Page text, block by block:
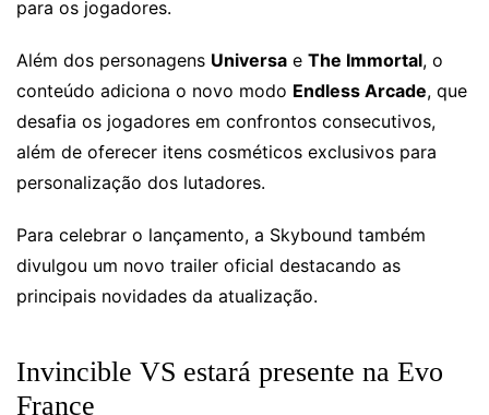
para os jogadores.
Além dos personagens Universa e The Immortal, o
conteúdo adiciona o novo modo Endless Arcade, que
desafia os jogadores em confrontos consecutivos,
além de oferecer itens cosméticos exclusivos para
personalização dos lutadores.
Para celebrar o lançamento, a Skybound também
divulgou um novo trailer oficial destacando as
principais novidades da atualização.
Invincible VS estará presente na Evo
France